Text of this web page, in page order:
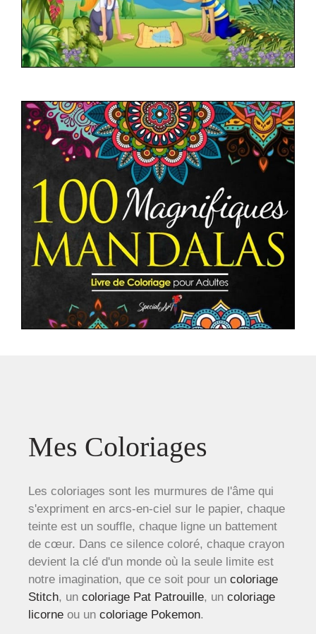
Mes Coloriages
Les coloriages sont les murmures de l'âme qui
s'expriment en arcs-en-ciel sur le papier, chaque
teinte est un souffle, chaque ligne un battement
de cœur. Dans ce silence coloré, chaque crayon
devient la clé d'un monde où la seule limite est
notre imagination, que ce soit pour un coloriage
Stitch, un coloriage Pat Patrouille, un coloriage
licorne ou un coloriage Pokemon.